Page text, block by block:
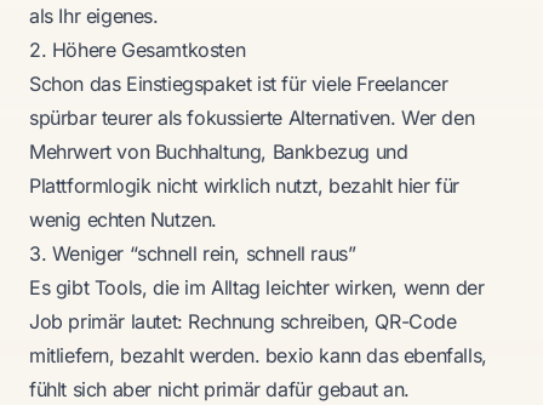
als Ihr eigenes.
2. Höhere Gesamtkosten
Schon das Einstiegspaket ist für viele Freelancer
spürbar teurer als fokussierte Alternativen. Wer den
Mehrwert von Buchhaltung, Bankbezug und
Plattformlogik nicht wirklich nutzt, bezahlt hier für
wenig echten Nutzen.
3. Weniger “schnell rein, schnell raus”
Es gibt Tools, die im Alltag leichter wirken, wenn der
Job primär lautet: Rechnung schreiben, QR-Code
mitliefern, bezahlt werden. bexio kann das ebenfalls,
fühlt sich aber nicht primär dafür gebaut an.